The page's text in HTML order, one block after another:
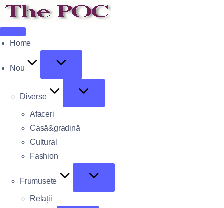
Home
Nou
Diverse
Afaceri
Casă&gradină
Cultural
Fashion
Frumusete
Relații